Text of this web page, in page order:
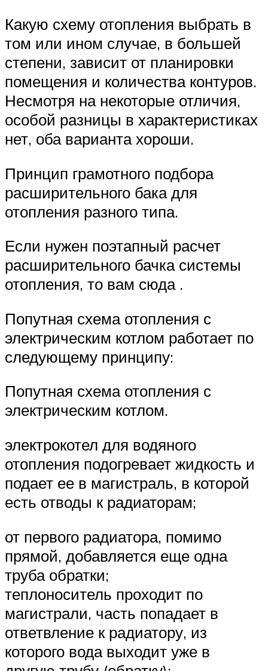
Какую схему отопления выбрать в
том или ином случае, в большей
степени, зависит от планировки
помещения и количества контуров.
Несмотря на некоторые отличия,
особой разницы в характеристиках
нет, оба варианта хороши.
Принцип грамотного подбора
расширительного бака для
отопления разного типа.
Если нужен поэтапный расчет
расширительного бачка системы
отопления, то вам сюда .
Попутная схема отопления с
электрическим котлом работает по
следующему принципу:
Попутная схема отопления с
электрическим котлом.
электрокотел для водяного
отопления подогревает жидкость и
подает ее в магистраль, в которой
есть отводы к радиаторам;
от первого радиатора, помимо
прямой, добавляется еще одна
труба обратки;
теплоноситель проходит по
магистрали, часть попадает в
ответвление к радиатору, из
которого вода выходит уже в